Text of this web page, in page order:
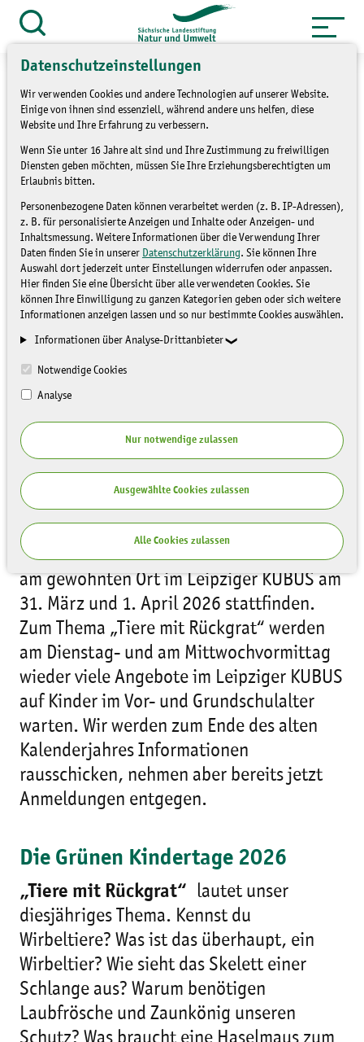
Datenschutzeinstellungen
Wir verwenden Cookies und andere Technologien auf unserer Website.
Einige von ihnen sind essenziell, während andere uns helfen, diese
Website und Ihre Erfahrung zu verbessern.
Wenn Sie unter 16 Jahre alt sind und Ihre Zustimmung zu freiwilligen
Diensten geben möchten, müssen Sie Ihre Erziehungsberechtigten um
Erlaubnis bitten.
Personenbezogene Daten können verarbeitet werden (z. B. IP-Adressen),
z. B. für personalisierte Anzeigen und Inhalte oder Anzeigen- und
Inhaltsmessung. Weitere Informationen über die Verwendung Ihrer
Daten finden Sie in unserer Datenschutzerklärung. Sie können Ihre
Auswahl dort jederzeit unter Einstellungen widerrufen oder anpassen.
Hier finden Sie eine Übersicht über alle verwendeten Cookies. Sie
können Ihre Einwilligung zu ganzen Kategorien geben oder sich weitere
Informationen anzeigen lassen und so nur bestimmte Cookies auswählen.
Informationen über Analyse-Drittanbieter
Notwendige Cookies
Analyse
Nur notwendige zulassen
Ausgewählte Cookies zulassen
Alle Cookies zulassen
Zum
Inhalt
springen
Suche
Tiere mit Rückgrat – Grüne
Kindertage widmen sich in
diesem Jahr dem Thema
Wirbeltiere
VERANSTALTUNGEN
Aktuelle Informationen
Die nächsten Grünen Kindertage werden
am gewohnten Ort im Leipziger KUBUS am
31. März und 1. April 2026 stattfinden.
Zum Thema „Tiere mit Rückgrat“ werden
am Dienstag- und am Mittwochvormittag
wieder viele Angebote im Leipziger KUBUS
auf Kinder im Vor- und Grundschulalter
warten. Wir werden zum Ende des alten
Kalenderjahres Informationen
rausschicken, nehmen aber bereits jetzt
Anmeldungen entgegen.
Die Grünen Kindertage 2026
„Tiere mit Rückgrat“ lautet unser
diesjähriges Thema. Kennst du
Wirbeltiere? Was ist das überhaupt, ein
Wirbeltier? Wie sieht das Skelett einer
Schlange aus? Warum benötigen
Laubfrösche und Zaunkönig unseren